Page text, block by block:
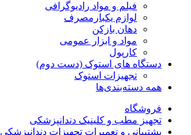
فیلم و مواد رادیوگرافی
لوازم یکبارمصرف
دهان بازکن
مواد و ابزار عمومی
کارپول
دستگاه های استوک (دست دوم)
تجهیزات استوک
همه دسته‌بندی‌ها
فروشگاه
تجهیز مطب و کلینیک دندانپزشکی
پشتیبانی و تعمیرات تجهیزات دندانپزشکی